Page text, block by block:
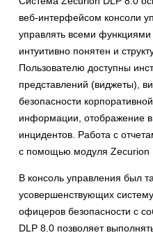
веб-интерфейсом консоли
управлять всеми
интуитивно понятен и
Пользователю доступны
представлений (виджеты),
безопасности
информации, отображение
инцидентов. Работа с
с помощью модуля Zecurion
В консоль управления был
усовершенствующих
офицеров безопасности с
DLP 8.0 позволяет